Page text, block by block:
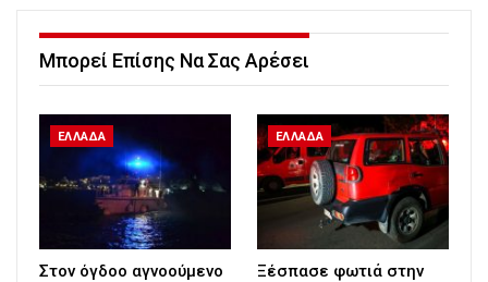
Μπορεί Επίσης Να Σας Αρέσει
ΕΛΛΑΔΑ
Στον όγδοο αγνοούμενο
ΕΛΛΑΔΑ
Ξέσπασε φωτιά στην